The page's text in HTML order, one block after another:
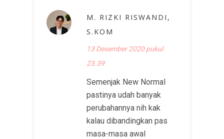
M. RIZKI RISWANDI,
S.KOM
13 Desember 2020 pukul
23.39
Semenjak New Normal
pastinya udah banyak
perubahannya nih kak
kalau dibandingkan pas
masa-masa awal